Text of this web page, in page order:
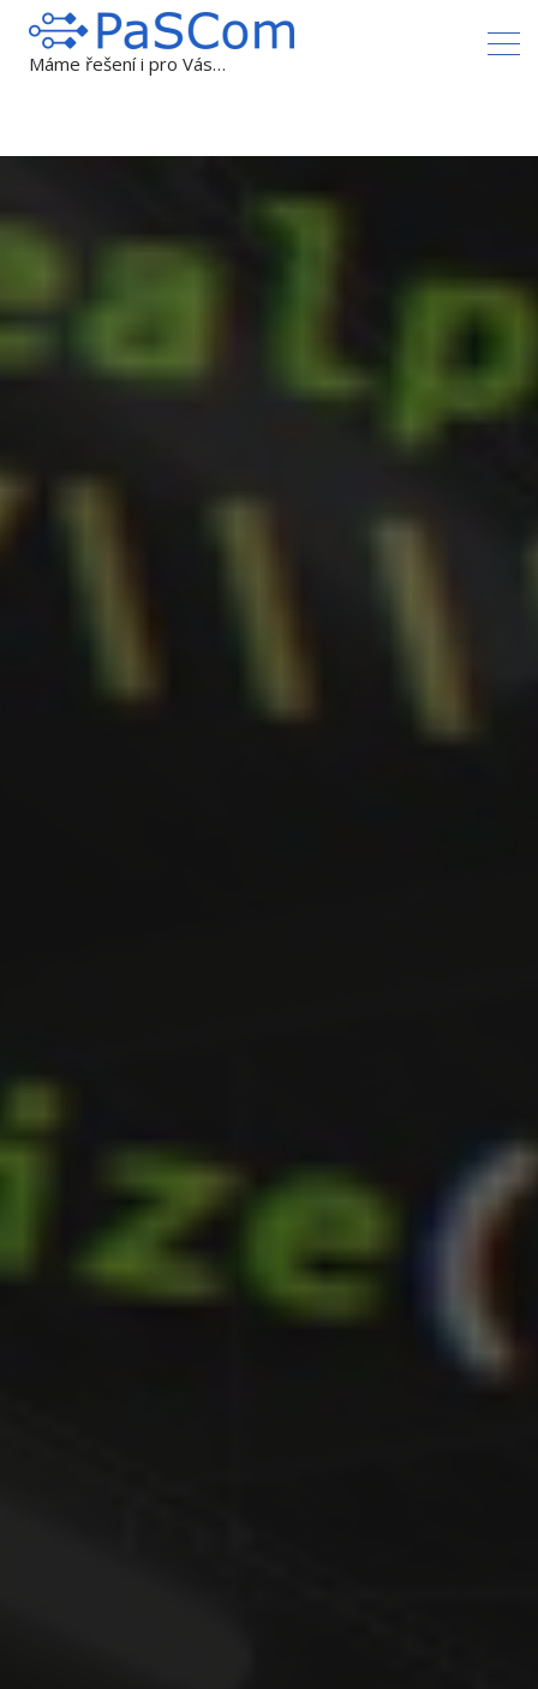
Máme řešení i pro Vás…